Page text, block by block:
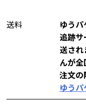
送料
ゆうパ
追跡
送さ
んが
注文の
ゆうパ